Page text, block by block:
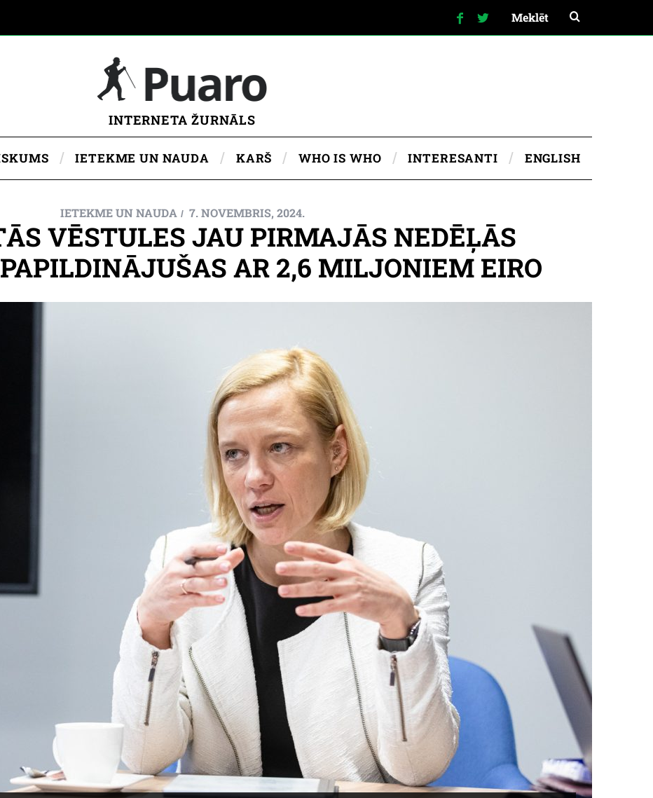
INTERNETA ŽURNĀLS
IETEKME UN NAUDA KARŠ WHO IS WHO INTERESANTI ENGLISH
IETEKME UN NAUDA 7. NOVEMBRIS, 2024.
VĒSTULES JAU PIRMAJĀS NEDĒĻĀS
AR 2,6 MILJONIEM EIRO